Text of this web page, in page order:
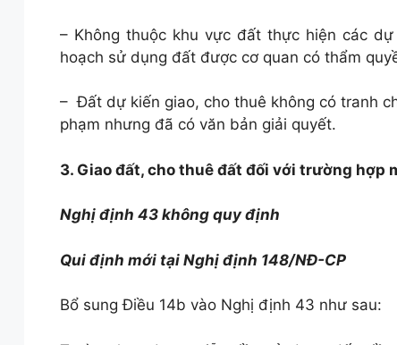
– Không thuộc khu vực đất thực hiện các
hoạch sử dụng đất được cơ quan có thẩm
– Đất dự kiến giao, cho thuê không có tranh
phạm nhưng đã có văn bản giải quyết.
3. Giao đất, cho thuê đất đối với trường hợp
Nghị định 43 không quy định
Qui định mới tại Nghị định 148/NĐ-CP
Bổ sung Điều 14b vào Nghị định 43 như sau: